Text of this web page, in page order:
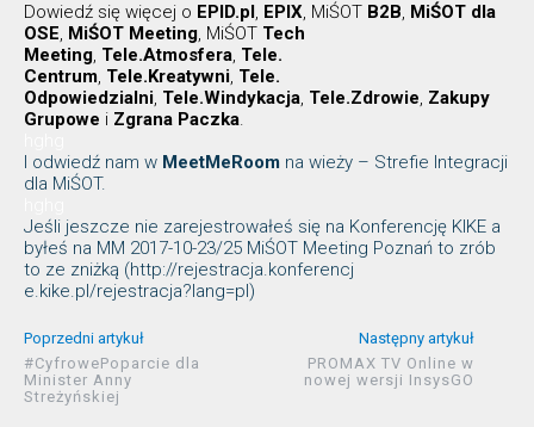
Dowiedź się więcej o EPID.pl , EPIX, MiŚOT B2B, MiŚOT dla
OSE, MiŚOT Meeting, MiŚOT Tech
Meeting, Tele.Atmosfera, Tele.
Centrum, Tele.Kreatywni, Tele.
Odpowiedzialni, Tele.Windykacja, Tele.Zdrowie, Zakupy
Grupowe i Zgrana Paczka.
I odwiedź nam w MeetMeRoom na wieży – Strefie Integracji
dla MiŚOT.
Jeśli jeszcze nie zarejestrowałeś się na Konferencję KIKE a
byłeś na MM 2017-10-23/25 MiŚOT Meeting Poznań to zrób
to ze zniżką (http://rejestracja.konferencj
e.kike.pl/rejestracja?lang=pl)
Poprzedni artykuł
#CyfrowePoparcie dla
Minister Anny
Streżyńskiej
Następny artykuł
PROMAX TV Online w
nowej wersji InsysGO